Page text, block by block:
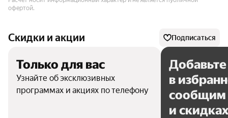
офертой.
Скидки и акции Подписаться
Только для вас
Узнайте об эксклюзивных
программах и акциях по телефону
Добавьте
в
сообщим
и скидках